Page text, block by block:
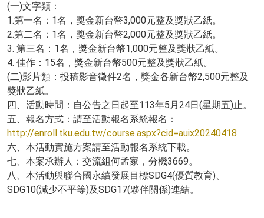
(一)文字類：
1.第一名：1名，獎金新台幣3,000元整及獎狀乙紙。
2.第二名：1名，獎金新台幣2,000元整及獎狀乙紙。
3. 第三名：1名，獎金新台幣1,000元整及獎狀乙紙。
4. 佳作：15名，獎金新台幣500元整及獎狀乙紙。
(二)影片類：投稿影音徵件2名，獎金各新台幣2,500元整及
獎狀乙紙。
四、活動時間：自公告之日起至113年5月24日(星期五)止。
五、報名方式：請至活動報名系統報名：
http://enroll.tku.edu.tw/course.aspx?cid=auix20240418
六、本活動實施方案請至活動報名系統下載。
七、本案承辦人：交流組何孟家，分機3669。
八、本活動與聯合國永續發展目標SDG4(優質教育)、
SDG10(減少不平等)及SDG17(夥伴關係)連結。